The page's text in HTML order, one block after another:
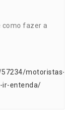
como fazer a
motoristas-
ir-entenda/